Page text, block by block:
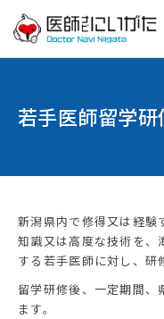
若手医師留学
新潟県内で修得又は経験
知識又は高度な技術を、
する若手医師に対し、研
留学研修後、一定期間、
ます。